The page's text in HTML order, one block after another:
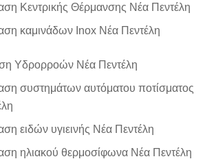
Κεντρικής Θέρμανσης Νέα Πεντέλη
καμινάδων Inox Νέα Πεντέλη
Υδρορροών Νέα Πεντέλη
συστημάτων αυτόματου ποτίσματος
ειδών υγιεινής Νέα Πεντέλη
ηλιακού θερμοσίφωνα Νέα Πεντέλη